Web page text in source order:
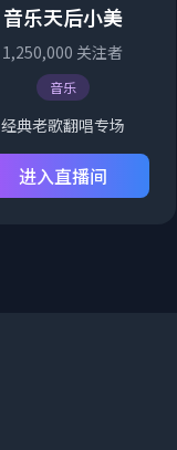
音乐天后小美
1,250,000 关注者
音乐
经典老歌翻唱专场
进入直播间